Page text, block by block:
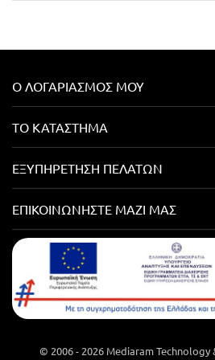
Ο ΛΟΓΑΡΙΑΣΜΌΣ ΜΟΥ
ΤΟ ΚΑΤΆΣΤΗΜΑ
ΕΞΥΠΗΡΈΤΗΣΗ ΠΕΛΑΤΏΝ
ΕΠΙΚΟΙΝΩΝΉΣΤΕ ΜΑΖΊ ΜΑΣ
© 2006 - 2026 Mediaram Technology